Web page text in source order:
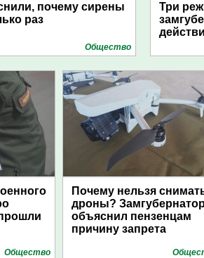
почему сирены
раз
Общество
Три
Общество
Почему нельзя
дроны?
объяснил пензенцам
причину запрета